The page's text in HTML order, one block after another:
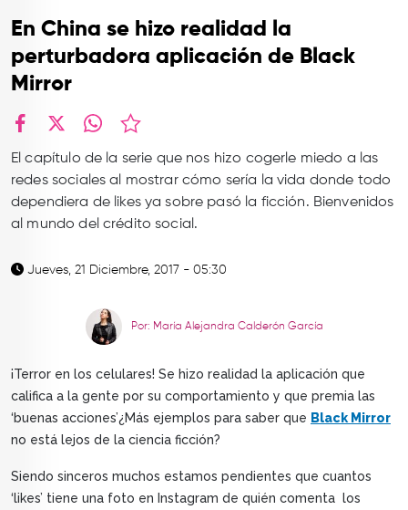
QUIÉNES SOMOS
CONTACTO
En China se hizo realidad la
perturbadora aplicación de Black
Mirror
El capítulo de la serie que nos hizo cogerle miedo a las
redes sociales al mostrar cómo sería la vida donde todo
dependiera de likes ya sobre pasó la ficción. Bienvenidos
al mundo del crédito social.
Jueves, 21 Diciembre, 2017 - 05:30
Por: María Alejandra Calderón García
¡Terror en los celulares! Se hizo realidad la aplicación que
califica a la gente por su comportamiento y que premia las
‘buenas acciones’¿Más ejemplos para saber que Black Mirror
no está lejos de la ciencia ficción?
Siendo sinceros muchos estamos pendientes que cuantos
‘likes’ tiene una foto en Instagram de quién comenta los